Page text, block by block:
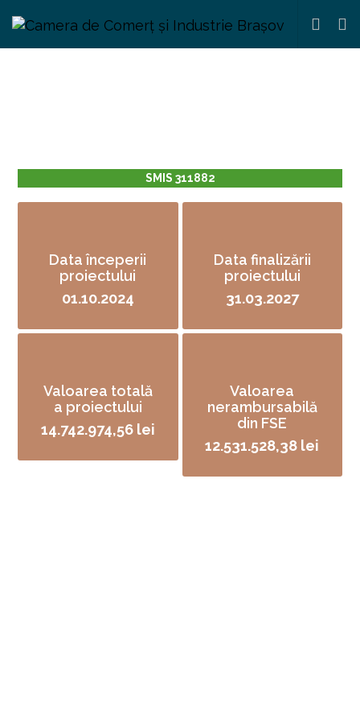
SMIS 311882
Data începerii
proiectului
01.10.2024
Data finalizării
proiectului
31.03.2027
Valoarea totală
a proiectului
14.742.974,56 lei
Valoarea
nerambursabilă
din FSE
12.531.528,38 lei